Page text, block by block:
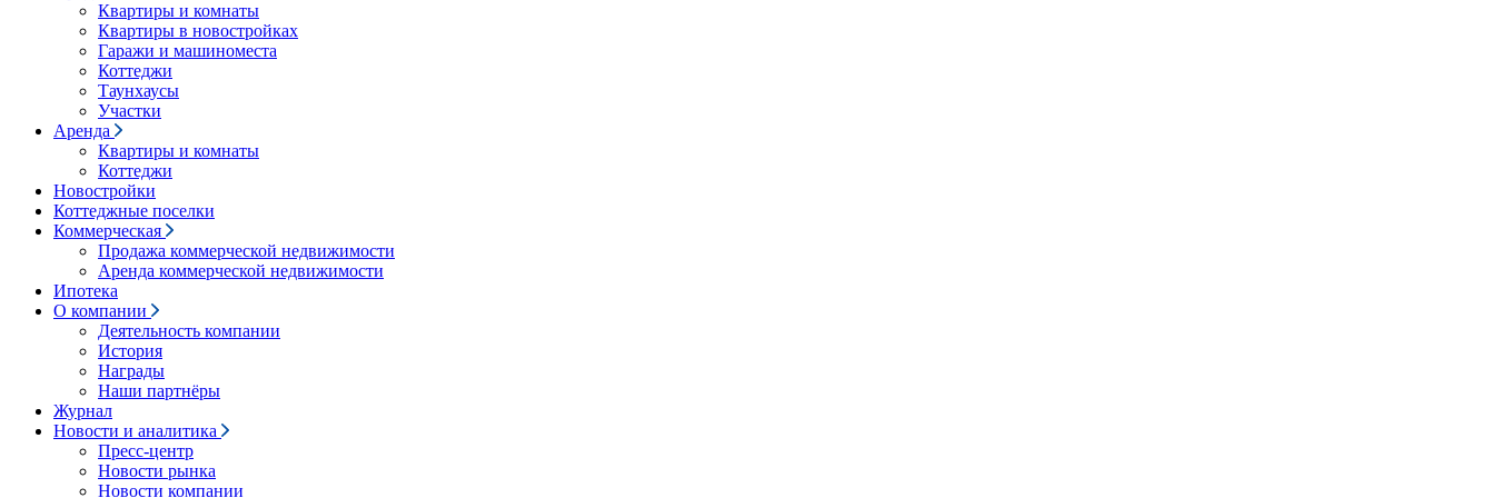
Квартиры и комнаты
Квартиры в новостройках
Гаражи и машиноместа
Коттеджи
Таунхаусы
Участки
Аренда
Квартиры и комнаты
Коттеджи
Новостройки
Коттеджные поселки
Коммерческая
Продажа коммерческой недвижимости
Аренда коммерческой недвижимости
Ипотека
О компании
Деятельность компании
История
Награды
Наши партнёры
Журнал
Новости и аналитика
Пресс-центр
Новости рынка
Новости компании